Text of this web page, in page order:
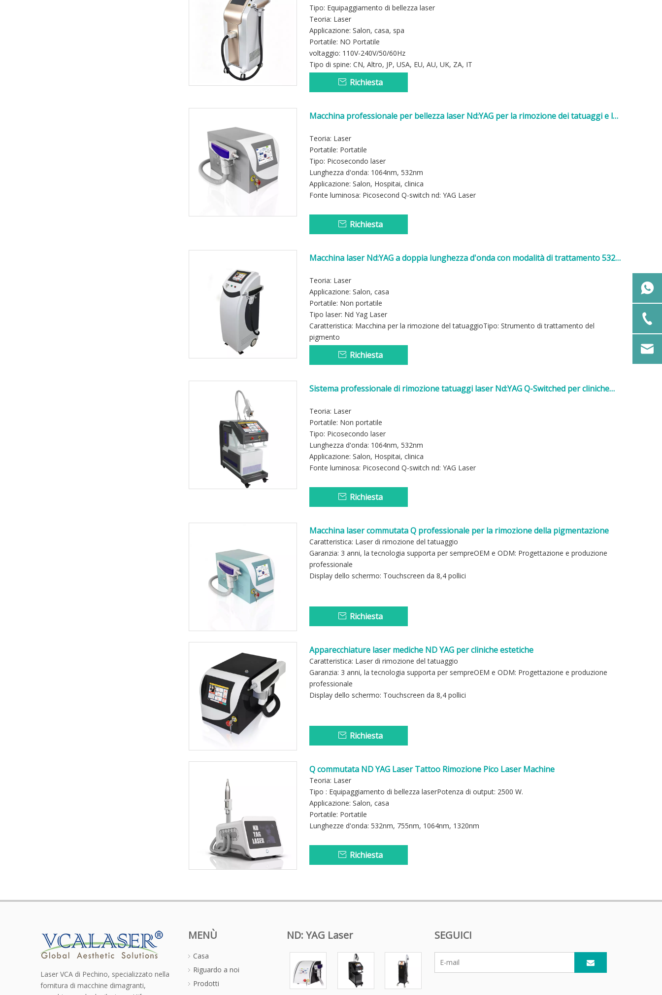
Tipo: Equipaggiamento di bellezza laser
Teoria: Laser
Applicazione: Salon, casa, spa
Portatile: NO Portatile
voltaggio: 110V-240V/50/60Hz
Tipo di spine: CN, Altro, JP, USA, EU, AU, UK, ZA, IT
Richiesta
Macchina professionale per bellezza laser Nd:YAG per la rimozione dei tatuaggi e la
Teoria: Laser
Portatile: Portatile
Tipo: Picosecondo laser
Lunghezza d'onda: 1064nm, 532nm
Applicazione: Salon, Hospitai, clinica
Fonte luminosa: Picosecond Q-switch nd: YAG Laser
Richiesta
Macchina laser Nd:YAG a doppia lunghezza d'onda con modalità di trattamento 532
Teoria: Laser
Applicazione: Salon, casa
Portatile: Non portatile
Tipo laser: Nd Yag Laser
Caratteristica: Macchina per la rimozione del tatuaggioTipo: Strumento di trattamento del
pigmento
Richiesta
Sistema professionale di rimozione tatuaggi laser Nd:YAG Q-Switched per cliniche
Teoria: Laser
Portatile: Non portatile
Tipo: Picosecondo laser
Lunghezza d'onda: 1064nm, 532nm
Applicazione: Salon, Hospitai, clinica
Fonte luminosa: Picosecond Q-switch nd: YAG Laser
Richiesta
Macchina laser commutata Q professionale per la rimozione della pigmentazione
Caratteristica: Laser di rimozione del tatuaggio
Garanzia: 3 anni, la tecnologia supporta per sempreOEM e ODM: Progettazione e produzione
professionale
Display dello schermo: Touchscreen da 8,4 pollici
Richiesta
Apparecchiature laser mediche ND YAG per cliniche estetiche
Caratteristica: Laser di rimozione del tatuaggio
Garanzia: 3 anni, la tecnologia supporta per sempreOEM e ODM: Progettazione e produzione
professionale
Display dello schermo: Touchscreen da 8,4 pollici
Richiesta
Q commutata ND YAG Laser Tattoo Rimozione Pico Laser Machine
Teoria: Laser
Tipo : Equipaggiamento di bellezza laserPotenza di output: 2500 W.
Applicazione: Salon, casa
Portatile: Portatile
Lunghezze d'onda: 532nm, 755nm, 1064nm, 1320nm
Richiesta
Laser VCA di Pechino, specializzato nella
fornitura di macchine dimagranti,
MENÙ
Casa
Riguardo a noi
Prodotti
ND: YAG Laser SEGUICI